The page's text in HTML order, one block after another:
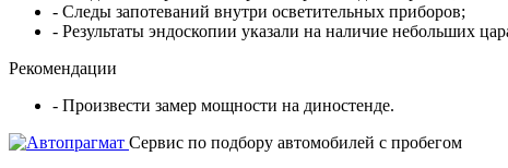
- Следы запотеваний внутри осветительных приборов;
- Результаты эндоскопии указали на наличие небольших
Рекомендации
- Произвести замер мощности на диностенде.
Cервис по подбору автомобилей с пробегом